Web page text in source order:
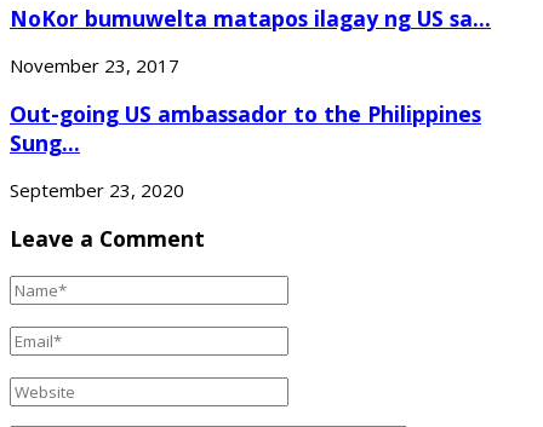
NoKor bumuwelta matapos ilagay ng US sa...
November 23, 2017
Out-going US ambassador to the Philippines
Sung...
September 23, 2020
Leave a Comment